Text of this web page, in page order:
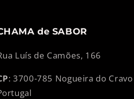
de SABOR
Luís de Camões, 166
: 3700-785 Nogueira do Cravo